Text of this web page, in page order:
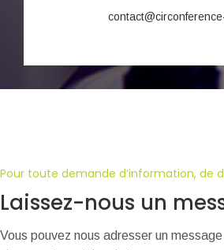
Pour toute demande d’information, de
Laissez-nous un
Vous pouvez nous adresser un